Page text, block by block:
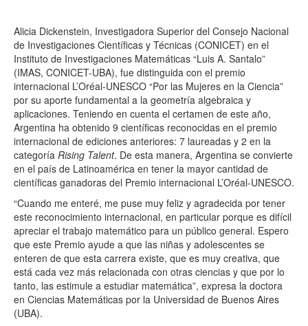
Alicia Dickenstein, Investigadora Superior del Consejo Nacional
de Investigaciones Científicas y Técnicas (CONICET) en el
Instituto de Investigaciones Matemáticas “Luis A. Santalo”
(IMAS, CONICET-UBA), fue distinguida con el premio
internacional L’Oréal-UNESCO “Por las Mujeres en la Ciencia”
por su aporte fundamental a la geometría algebraica y
aplicaciones. Teniendo en cuenta el certamen de este año,
Argentina ha obtenido 9 científicas reconocidas en el premio
internacional de ediciones anteriores: 7 laureadas y 2 en la
categoría Rising Talent. De esta manera, Argentina se convierte
en el país de Latinoamérica en tener la mayor cantidad de
científicas ganadoras del Premio internacional L’Oréal-UNESCO.
“Cuando me enteré, me puse muy feliz y agradecida por tener
este reconocimiento internacional, en particular porque es difícil
apreciar el trabajo matemático para un público general. Espero
que este Premio ayude a que las niñas y adolescentes se
enteren de que esta carrera existe, que es muy creativa, que
está cada vez más relacionada con otras ciencias y que por lo
tanto, las estimule a estudiar matemática”, expresa la doctora
en Ciencias Matemáticas por la Universidad de Buenos Aires
(UBA).